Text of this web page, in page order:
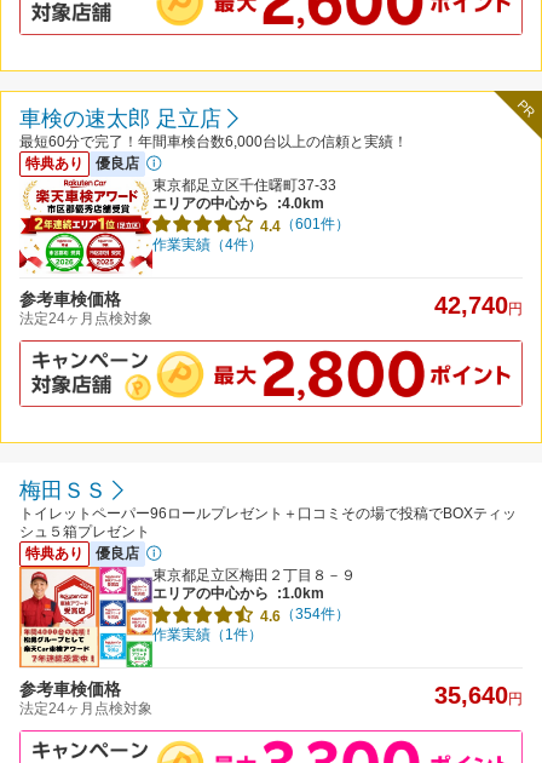
PR
車検の速太郎 足立店
最短60分で完了！年間車検台数6,000台以上の信頼と実績！
特典あり
優良店
東京都足立区千住曙町37-33
エリアの中心から
:4.0km
4.4 （601件）
作業実績（4件）
参考車検価格
法定24ヶ月点検対象 42,740円
梅田ＳＳ
トイレットペーパー96ロールプレゼント＋口コミその場で投稿でBOXティッ
シュ５箱プレゼント
特典あり
優良店
東京都足立区梅田２丁目８－９
エリアの中心から
:1.0km
4.6 （354件）
作業実績（1件）
参考車検価格
法定24ヶ月点検対象 35,640円